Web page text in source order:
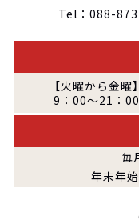
Tel：088-
【火曜から金曜】
9：00～21：00
毎
年末年